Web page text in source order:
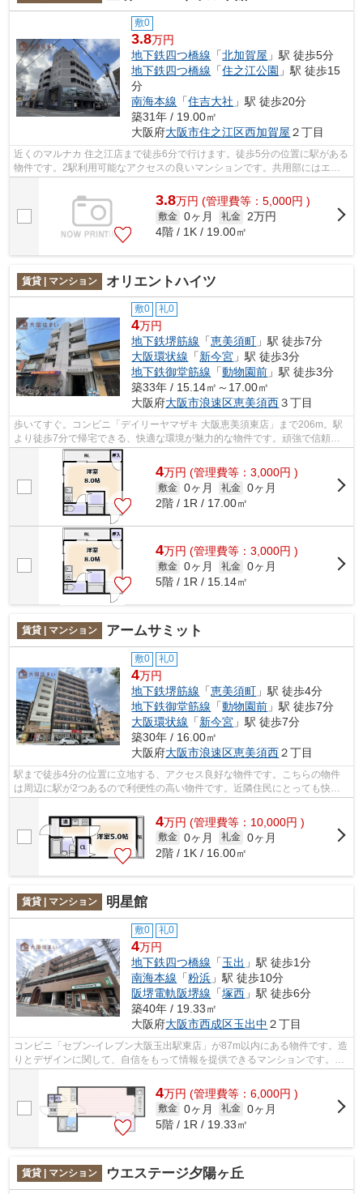
敷0
3.8万円
地下鉄四つ橋線 「北加賀屋 」駅 徒歩5分
地下鉄四つ橋線 「住之江公園 」駅 徒歩15
分
南海本線 「住吉大社 」駅 徒歩20分
築31年 / 19.00㎡
大阪府大阪市住之江区西加賀屋 ２丁目
近くのマルナカ 住之江店まで徒歩6分で行けます。徒歩5分の位置に駅がある
物件です。2駅利用可能なアクセスの良いマンションです。共用部にはエレ
ベータ・敷地内ごみ置き場などが備わ...
3.8万円 (管理費等：5,000円 )
敷金 0ヶ月 礼金 2万円
4階 / 1K / 19.00㎡
賃貸 | マンション オリエントハイツ
敷0 礼0
4万円
地下鉄堺筋線 「恵美須町 」駅 徒歩7分
大阪環状線 「新今宮 」駅 徒歩3分
地下鉄御堂筋線 「動物園前 」駅 徒歩3分
築33年 / 15.14㎡～17.00㎡
大阪府大阪市浪速区恵美須西３丁目
歩いてすぐ。コンビニ「デイリーヤマザキ 大阪恵美須東店」まで206m。駅
より徒歩7分で帰宅できる、快適な環境が魅力的な物件です。頑強で信頼性
の高い鉄骨造の物件です。機能性やデザ...
4万円 (管理費等：3,000円 )
敷金 0ヶ月 礼金 0ヶ月
2階 / 1R / 17.00㎡
4万円 (管理費等：3,000円 )
敷金 0ヶ月 礼金 0ヶ月
5階 / 1R / 15.14㎡
賃貸 | マンション アームサミット
敷0 礼0
4万円
地下鉄堺筋線 「恵美須町 」駅 徒歩4分
地下鉄御堂筋線 「動物園前 」駅 徒歩7分
大阪環状線 「新今宮 」駅 徒歩7分
築30年 / 16.00㎡
大阪府大阪市浪速区恵美須西２丁目
駅まで徒歩4分の位置に立地する、アクセス良好な物件です。こちらの物件
は周辺に駅が2つあるので利便性の高い物件です。近隣住民にとっても快適
4万円 (管理費等：10,000円 )
敷金 0ヶ月 礼金 0ヶ月
2階 / 1K / 16.00㎡
賃貸 | マンション 明星館
敷0 礼0
4万円
地下鉄四つ橋線 「玉出 」駅 徒歩1分
南海本線 「粉浜 」駅 徒歩10分
阪堺電軌阪堺線 「塚西 」駅 徒歩6分
築40年 / 19.33㎡
大阪府大阪市西成区玉出中 ２丁目
コンビニ「セブン-イレブン大阪玉出駅東店」が87m以内にある物件です。造
りとデザインに関して、自信をもって情報を提供できるマンションです。電
4万円 (管理費等：6,000円 )
敷金 0ヶ月 礼金 0ヶ月
5階 / 1R / 19.33㎡
賃貸 | マンション ウエステージ夕陽ヶ丘